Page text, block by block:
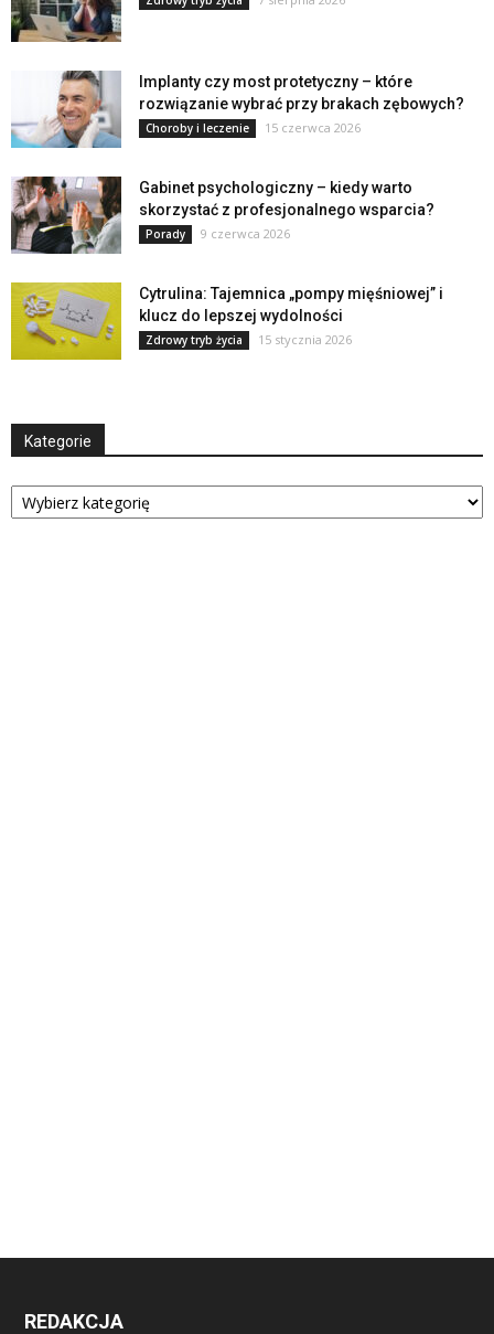
Implanty czy most protetyczny – które
rozwiązanie wybrać przy brakach zębowych?
Choroby i leczenie 15 czerwca 2026
Gabinet psychologiczny – kiedy warto
skorzystać z profesjonalnego wsparcia?
Porady 9 czerwca 2026
Cytrulina: Tajemnica „pompy mięśniowej” i
klucz do lepszej wydolności
Zdrowy tryb życia 15 stycznia 2026
Kategorie
Kategorie
REDAKCJA